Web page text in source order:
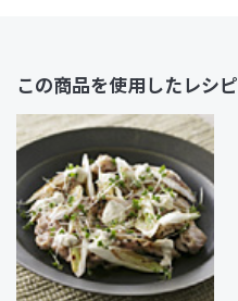
この商品を使用したレシピ